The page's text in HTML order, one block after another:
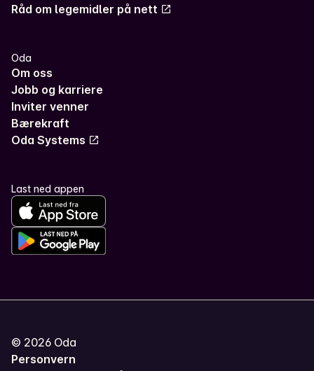
Råd om legemidler på nett
Oda
Om oss
Jobb og karriere
Inviter venner
Bærekraft
Oda Systems
Last ned appen
© 2026 Oda
Personvern